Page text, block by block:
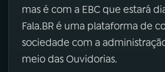
mas é com a EBC que estará
Fala.BR é uma plataforma de
sociedade com a
meio das Ouvidorias.